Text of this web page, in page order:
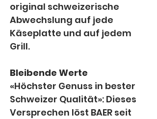
original schweizerische
Abwechslung auf jede
Käseplatte und auf jedem
Grill.
Bleibende Werte
«Höchster Genuss in bester
Schweizer Qualität»: Dieses
Versprechen löst BAER seit